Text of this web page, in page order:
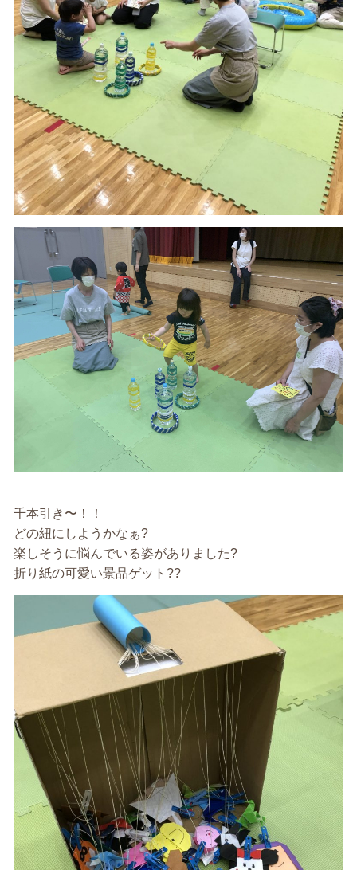
千本引き〜！！
どの紐にしようかなぁ?
楽しそうに悩んでいる姿がありました?
折り紙の可愛い景品ゲット??